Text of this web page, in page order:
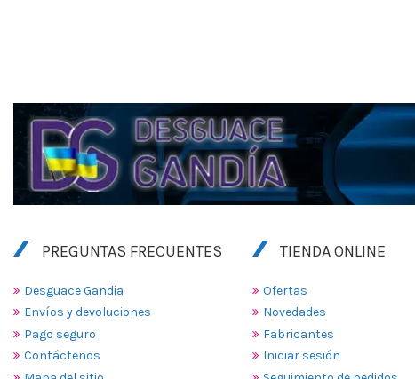
PREGUNTAS FRECUENTES
Desguace Gandia
Envíos y devoluciones
Pago seguro
Contáctenos
TIENDA ONLINE
Ofertas
Novedades
Fabricantes
Iniciar sesión